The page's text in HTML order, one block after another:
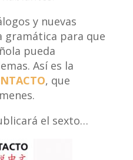
y nuevas
gramática para que
pueda
Así es la
, que
el sexto…